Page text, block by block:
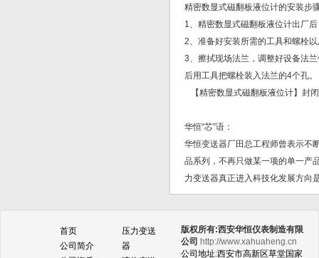
精密数显式磁翻板液位计的安装步
1、精密数显式磁翻板液位计出厂
2、准备好安装所需的工具和螺栓
3、擦拭现场法兰，调整好设备法
后用工具把螺栓装入法兰的4个孔。
【精密数显式磁翻板液位计】封
华恒“芯”语：
华恒变送器厂田总工程师曾表示不
品系列，不再只做某一项的单一产
力变送器真正进入科技化发展方向
首页
公司简介
压力变送
器
版权所有:西安华恒仪表制造有限
公司 http://www.xahuaheng.cn
公司地址:西安市高新区草堂国家